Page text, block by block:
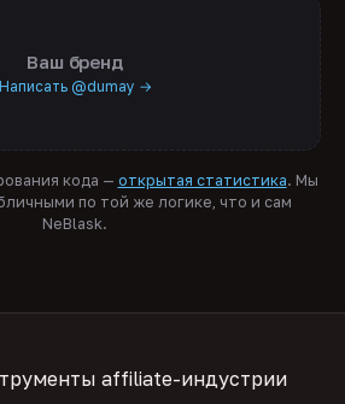
Ваш бренд
Написать @dumay →
кода — открытая статистика. Мы
по той же логике, что и сам
NeBlask.
affiliate-индустрии